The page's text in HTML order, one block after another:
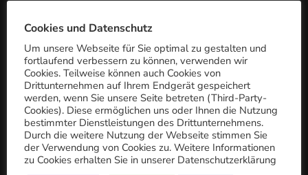
c
h:
Cookies und Datenschutz
Um unsere Webseite für Sie optimal zu gestalten und
fortlaufend verbessern zu können, verwenden wir
Cookies. Teilweise können auch Cookies von
Drittunternehmen auf Ihrem Endgerät gespeichert
werden, wenn Sie unsere Seite betreten (Third-Party-
Cookies). Diese ermöglichen uns oder Ihnen die Nutzung
bestimmter Dienstleistungen des Drittunternehmens.
Durch die weitere Nutzung der Webseite stimmen Sie
der Verwendung von Cookies zu. Weitere Informationen
zu Cookies erhalten Sie in unserer Datenschutzerklärung